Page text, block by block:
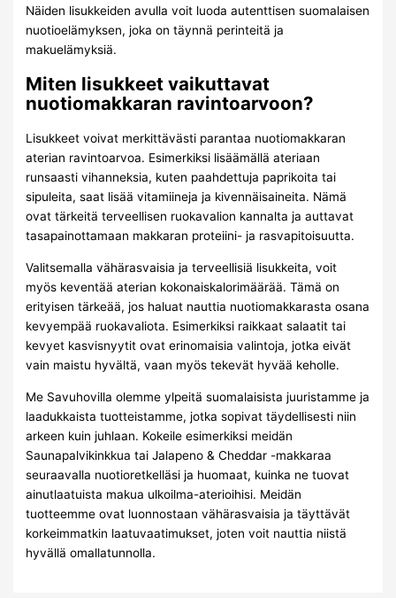
Näiden lisukkeiden avulla voit luoda autenttisen suomalaisen
nuotioelämyksen, joka on täynnä perinteitä ja
makuelämyksiä.
Miten lisukkeet vaikuttavat
nuotiomakkaran ravintoarvoon?
Lisukkeet voivat merkittävästi parantaa nuotiomakkaran
aterian ravintoarvoa. Esimerkiksi lisäämällä ateriaan
runsaasti vihanneksia, kuten paahdettuja paprikoita tai
sipuleita, saat lisää vitamiineja ja kivennäisaineita. Nämä
ovat tärkeitä terveellisen ruokavalion kannalta ja auttavat
tasapainottamaan makkaran proteiini- ja rasvapitoisuutta.
Valitsemalla vähärasvaisia ja terveellisiä lisukkeita, voit
myös keventää aterian kokonaiskalorimäärää. Tämä on
erityisen tärkeää, jos haluat nauttia nuotiomakkarasta osana
kevyempää ruokavaliota. Esimerkiksi raikkaat salaatit tai
kevyet kasvisnyytit ovat erinomaisia valintoja, jotka eivät
vain maistu hyvältä, vaan myös tekevät hyvää keholle.
Me Savuhovilla olemme ylpeitä suomalaisista juuristamme ja
laadukkaista tuotteistamme, jotka sopivat täydellisesti niin
arkeen kuin juhlaan. Kokeile esimerkiksi meidän
Saunapalvikinkkua tai Jalapeno & Cheddar -makkaraa
seuraavalla nuotioretkelläsi ja huomaat, kuinka ne tuovat
ainutlaatuista makua ulkoilma-aterioihisi. Meidän
tuotteemme ovat luonnostaan vähärasvaisia ja täyttävät
korkeimmatkin laatuvaatimukset, joten voit nauttia niistä
hyvällä omallatunnolla.